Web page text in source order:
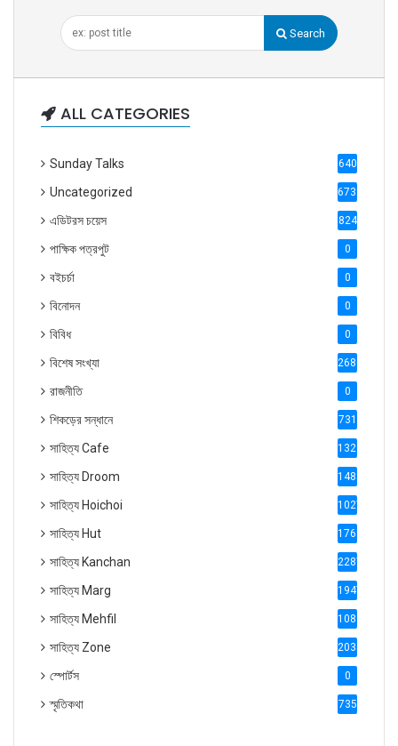
Search
ALL CATEGORIES
Sunday Talks 640
Uncategorized 6738
এডিটরস চয়েস 824
পাক্ষিক পত্রপুট 0
বইচর্চা 0
বিনোদন 0
বিবিধ 0
বিশেষ সংখ্যা 2686
রাজনীতি 0
শিকড়ের সন্ধানে 731
সাহিত্য Cafe 1321
সাহিত্য Droom 1488
সাহিত্য Hoichoi 1027
সাহিত্য Hut 1769
সাহিত্য Kanchan 2287
সাহিত্য Marg 1947
সাহিত্য Mehfil 1088
সাহিত্য Zone 2035
স্পোর্টস 0
স্মৃতিকথা 735